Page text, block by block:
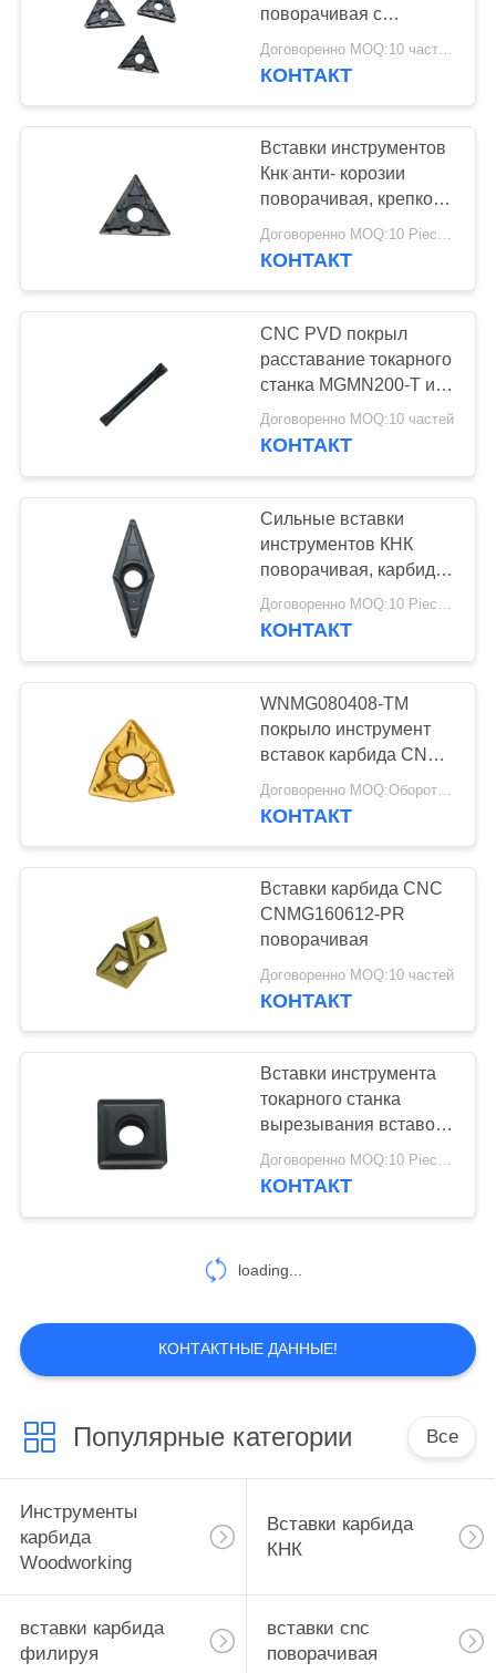
КОНФИДЕНЦИАЛЬНОСТИ
поворачивая с
коррозионностойким
КОНТАКТ
Вставки инструментов
Кнк анти- корозии
поворачивая, крепко
поворачивая вставки
прочные
Договоренно MOQ:10 Piece / Pieces
КОНТАКТ
CNC PVD покрыл
расставание токарного
станка MGMN200-T и
вставки калибровать
Договоренно MOQ:10 частей
КОНТАКТ
Сильные вставки
инструментов КНК
поворачивая, карбид
вольфрама вводят
Воркпьесе литого
Договоренно MOQ:10 Piece / Pieces
КОНТАКТ
WNMG080408-TM
покрыло инструмент
вставок карбида CNC
поворачивая
КОНТАКТ
Вставки карбида CNC
CNMG160612-PR
поворачивая
Договоренно MOQ:10 частей
КОНТАКТ
Вставки инструмента
токарного станка
вырезывания вставок
СНМГ120408 КНК
поворачивая
Договоренно MOQ:10 Piece / Pieces
КОНТАКТ
loading...
КОНТАКТНЫЕ ДАННЫЕ!
Популярные категории Все
Инструменты
карбида
Woodworking
Вставки карбида
КНК
вставки карбида
филируя
вставки cnc
поворачивая